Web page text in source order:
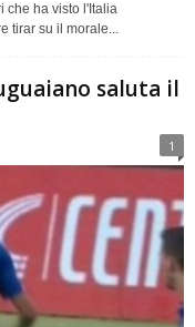
che ha visto l'Italia
tirar su il morale...
saluta il
1